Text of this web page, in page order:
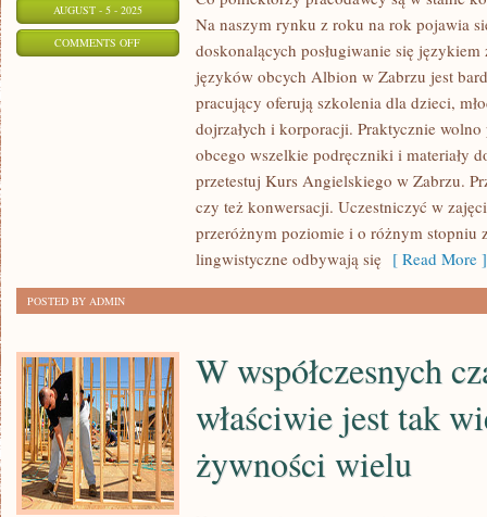
AUGUST - 5 - 2025
COMMENTS OFFON
ZNAJOMOŚĆ
NIEZWYKLE
ZNACZĄCA
Na naszym rynku z roku na rok pojawia
doskonalących posługiwanie się językiem
języków obcych Albion w Zabrzu jest
pracujący oferują szkolenia dla dzieci,
dojrzałych i korporacji. Praktycznie
obcego wszelkie podręczniki i materiały
przetestuj Kurs Angielskiego w Zabrzu.
czy też konwersacji. Uczestniczyć w
przeróżnym poziomie i o różnym stopniu
lingwistyczne odbywają się [ Read More ]
POSTED BY ADMIN
W współczesnych
właściwie jest tak
żywności wielu